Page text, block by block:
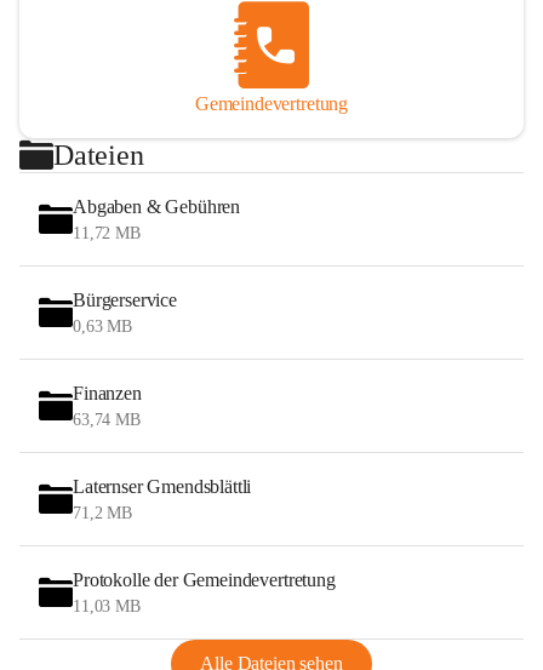
Gemeindevertretung
Dateien
Abgaben & Gebühren
11,72 MB
Bürgerservice
0,63 MB
Finanzen
63,74 MB
Laternser Gmendsblättli
71,2 MB
Protokolle der Gemeindevertretung
11,03 MB
Alle Dateien sehen